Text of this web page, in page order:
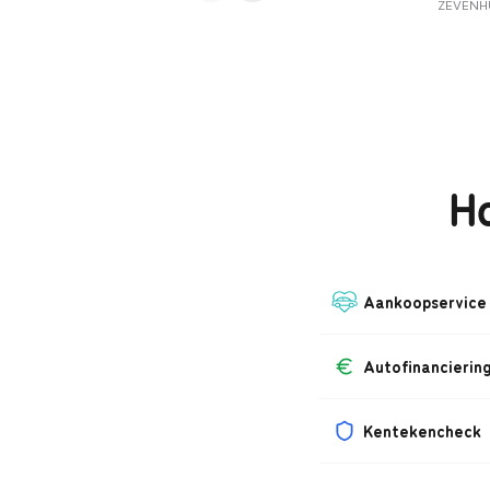
Aankoopservice
Autofinanciering
Kentekencheck